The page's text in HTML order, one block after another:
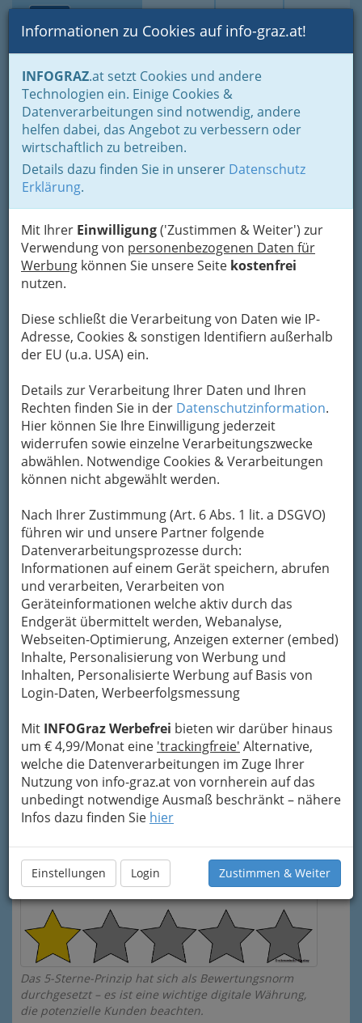
Suche Login Toggle
Informationen zu Cookies auf info-graz.at!
INFOGRAZ.at setzt Cookies und andere
Technologien ein. Einige Cookies &
Datenverarbeitungen sind notwendig, andere
helfen dabei, das Angebot zu verbessern oder
wirtschaftlich zu betreiben.
Details dazu finden Sie in unserer Datenschutz
Erklärung.
Mit Ihrer Einwilligung('Zustimmen & Weiter') zur
Verwendung von personenbezogenen Daten für
Werbung können Sie unsere Seite kostenfrei
nutzen.
Diese schließt die Verarbeitung von Daten wie IP-
Adresse, Cookies & sonstigen Identifiern außerhalb
der EU (u.a. USA) ein.
Details zur Verarbeitung Ihrer Daten und Ihren
Rechten finden Sie in der Datenschutzinformation.
Hier können Sie Ihre Einwilligung jederzeit
widerrufen sowie einzelne Verarbeitungszwecke
abwählen. Notwendige Cookies & Verarbeitungen
können nicht abgewählt werden.
Nach Ihrer Zustimmung (Art. 6 Abs. 1 lit. a DSGVO)
führen wir und unsere Partner folgende
Datenverarbeitungsprozesse durch:
Informationen auf einem Gerät speichern, abrufen
und verarbeiten, Verarbeiten von
Geräteinformationen welche aktiv durch das
Endgerät übermittelt werden, Webanalyse,
Webseiten-Optimierung, Anzeigen externer (embed)
Inhalte, Personalisierung von Werbung und
Inhalten, Personalisierte Werbung auf Basis von
Login-Daten, Werbeerfolgsmessung
Mit INFOGraz Werbefrei bieten wir darüber hinaus
um € 4,99/Monat eine 'trackingfreie' Alternative,
welche die Datenverarbeitungen im Zuge Ihrer
Nutzung von info-graz.at von vornherein auf das
unbedingt notwendige Ausmaß beschränkt – nähere
Infos dazu finden Sie hier
Einstellungen Login Zustimmen & Weiter
Home Branchen
Kundenbewertungen als
digitale Währung für
Unternehmen
Marketingist ein fundamentaler Aspekt für
Unternehmen, umpotenzielle Kundenzu
erreichen undvorhandene Kunden halten zu
können.
Im digitalen Zeitalter haben sich eine Vielzahl
Versenden von E-Mail-Newslettern, die Nutzung
von sozialen Medien und natürlich die Kreierung
von eigenen Webseiten. Es gibt jedoch auch die
Unternehmen online bewertenkönnen.
Obwohl Unternehmen auf Reviews keinerlei
Einfluss haben, können sich diese für Firmen als
vorteilhaft behaupten.
Solides Bewertungssystem
Das 5-Sterne-Prinzip hat sich als Bewertungsnorm
durchgesetzt – es ist eine wichtige digitale Währung,
die potenzielle Kunden beachten.